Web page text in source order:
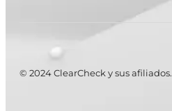
© 2024 ClearCheck y sus afiliados.